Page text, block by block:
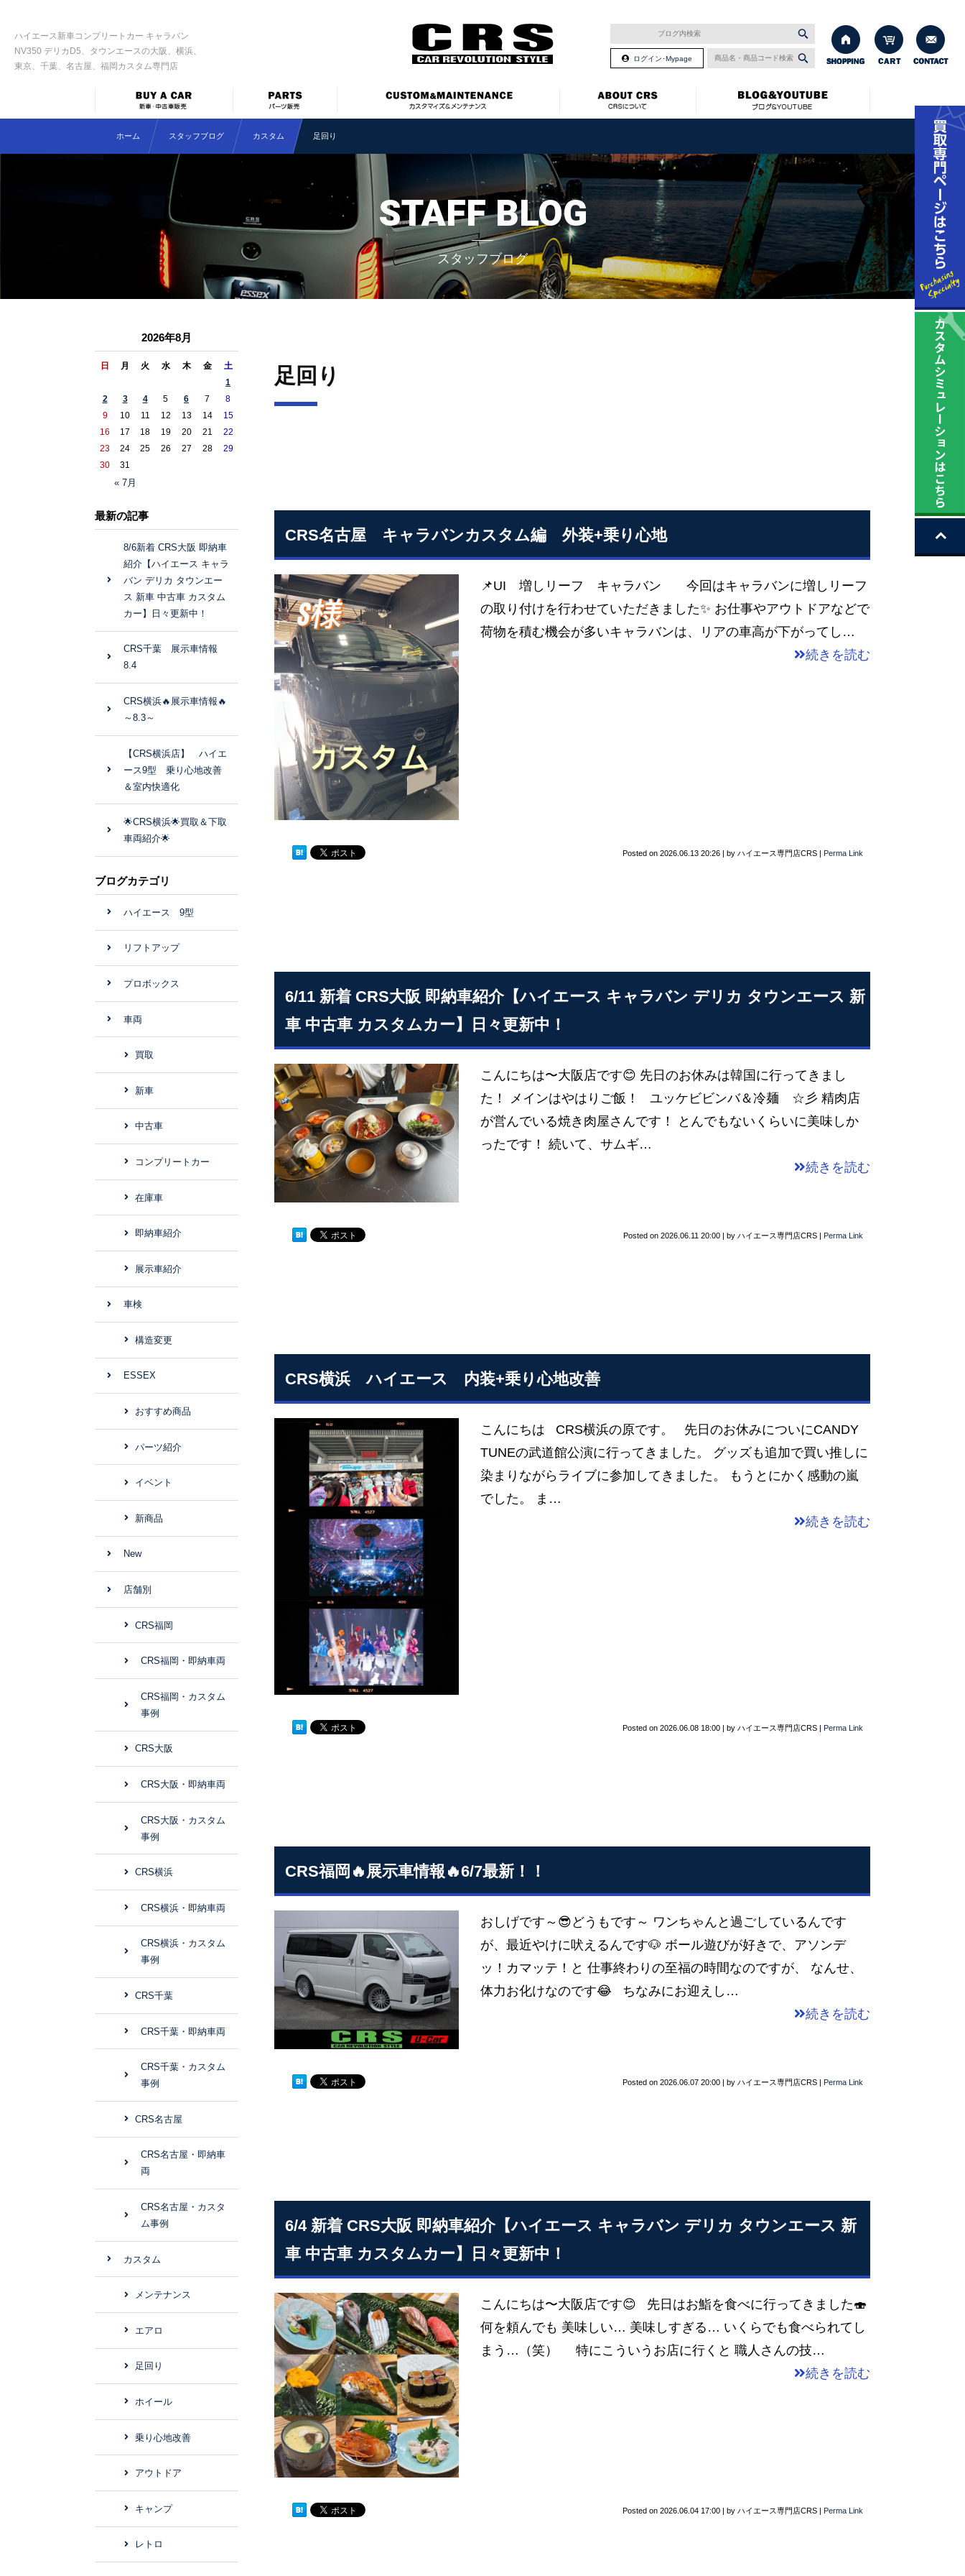
ハイエース新車コンプリートカー キャラバン
NV350 デリカD5、タウンエースの大阪、横浜、
東京、千葉、名古屋、福岡カスタム専門店
ログイン･Mypage
ホーム スタッフブログ カスタム 足回り
STAFF BLOG
スタッフブログ
足回り
CRS名古屋 キャラバンカスタム編 外装+乗り心地
📌UI 増しリーフ キャラバン 今回はキャラバンに増しリーフ
の取り付けを行わせていただきました✨ お仕事やアウトドアなどで
荷物を積む機会が多いキャラバンは、リアの車高が下がってし…
続きを読む
Posted on 2026.06.13 20:26 by ハイエース専門店CRS Perma Link
6/11 新着 CRS大阪 即納車紹介【ハイエース キャラバン デリカ タウンエース 新
車 中古車 カスタムカー】日々更新中！
こんにちは〜大阪店です😊 先日のお休みは韓国に行ってきまし
た！ メインはやはりご飯！ ユッケビビンバ＆冷麺 ☆彡 精肉店
が営んでいる焼き肉屋さんです！ とんでもないくらいに美味しか
ったです！ 続いて、サムギ…
続きを読む
Posted on 2026.06.11 20:00 | by ハイエース専門店CRS | Perma Link
CRS横浜 ハイエース 内装+乗り心地改善
こんにちは CRS横浜の原です。 先日のお休みについにCANDY
TUNEの武道館公演に行ってきました。 グッズも追加で買い推しに
染まりながらライブに参加してきました。 もうとにかく感動の嵐
でした。 ま…
続きを読む
Posted on 2026.06.08 18:00 | by ハイエース専門店CRS | Perma Link
CRS福岡🔥展示車情報🔥6/7最新！！
おしげです～😎どうもです～ ワンちゃんと過ごしているんです
が、最近やけに吠えるんです🐶 ボール遊びが好きで、アソンデ
ッ！カマッテ！と 仕事終わりの至福の時間なのですが、 なんせ、
体力お化けなのです😂 ちなみにお迎えし…
続きを読む
Posted on 2026.06.07 20:00 | by ハイエース専門店CRS | Perma Link
6/4 新着 CRS大阪 即納車紹介【ハイエース キャラバン デリカ タウンエース 新
車 中古車 カスタムカー】日々更新中！
こんにちは〜大阪店です😊 先日はお鮨を食べに行ってきました🍣
何を頼んでも 美味しい… 美味しすぎる… いくらでも食べられてし
まう…（笑） 特にこういうお店に行くと 職人さんの技…
続きを読む
Posted on 2026.06.04 17:00 | by ハイエース専門店CRS | Perma Link
2026年8月
日 月 火 水 木 金 土
« 7月
1
2
3 4 5 6 7
8
9
10 11 12 13 14
15
16
17 18 19 20 21
22
23
24 25 26 27 28
29
30
31
最新の記事
8/6新着 CRS大阪 即納車
紹介【ハイエース キャラ
バン デリカ タウンエー
ス 新車 中古車 カスタム
カー】日々更新中！
CRS千葉 展示車情報
8.4
CRS横浜🔥展示車情報🔥
～8.3～
【CRS横浜店】 ハイエ
ース9型 乗り心地改善
＆室内快適化
🌟CRS横浜🌟買取＆下取
車両紹介🌟
ブログカテゴリ
ハイエース 9型
リフトアップ
プロボックス
車両
買取
新車
中古車
コンプリートカー
在庫車
即納車紹介
展示車紹介
車検
構造変更
ESSEX
おすすめ商品
パーツ紹介
イベント
新商品
New
店舗別
CRS福岡
CRS福岡・即納車両
CRS福岡・カスタム
事例
CRS大阪
CRS大阪・即納車両
CRS大阪・カスタム
事例
CRS横浜
CRS横浜・即納車両
CRS横浜・カスタム
事例
CRS千葉
CRS千葉・即納車両
CRS千葉・カスタム
事例
CRS名古屋
CRS名古屋・即納車
両
CRS名古屋・カスタ
ム事例
カスタム
メンテナンス
エアロ
足回り
ホイール
乗り心地改善
アウトドア
キャンプ
レトロ